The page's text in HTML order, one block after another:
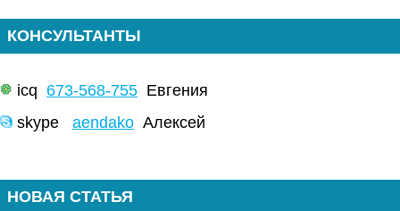
КОНСУЛЬТАНТЫ
icq 673-568-755 Евгения
skype aendako Алексей
НОВАЯ СТАТЬЯ